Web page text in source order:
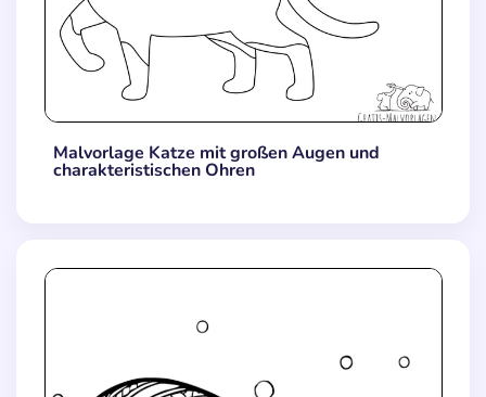
Malvorlage Katze mit großen Augen und
charakteristischen Ohren